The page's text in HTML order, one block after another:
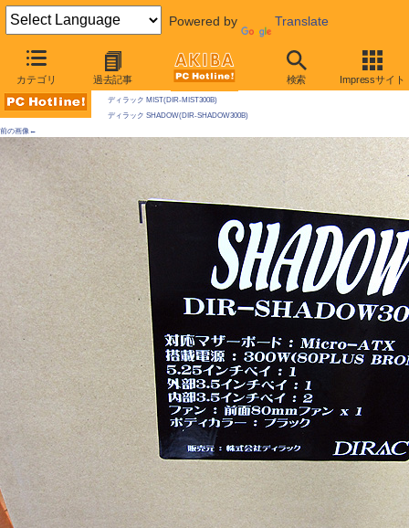
Powered by Translate
カテゴリ 過去記事 検索 Impressサイト
AKIBA PC Hotline! 2010年7月10日号
今週見つけた新製品：ケース類/関連製品
ディラック MIST(DIR-MIST300B)
ディラック SHADOW(DIR-SHADOW300B)
前の画像←